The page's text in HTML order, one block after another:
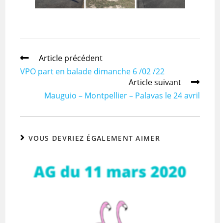
Article précédent
VPO part en balade dimanche 6 /02 /22
Article suivant
Mauguio – Montpellier – Palavas le 24 avril
VOUS DEVRIEZ ÉGALEMENT AIMER